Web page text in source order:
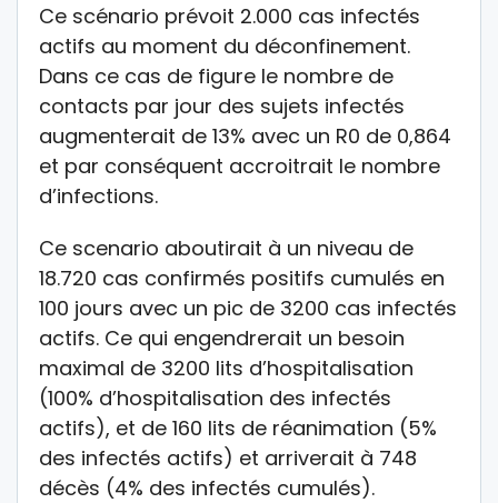
Ce scénario prévoit 2.000 cas infectés
actifs au moment du déconfinement.
Dans ce cas de figure le nombre de
contacts par jour des sujets infectés
augmenterait de 13% avec un R0 de 0,864
et par conséquent accroitrait le nombre
d’infections.
Ce scenario aboutirait à un niveau de
18.720 cas confirmés positifs cumulés en
100 jours avec un pic de 3200 cas infectés
actifs. Ce qui engendrerait un besoin
maximal de 3200 lits d’hospitalisation
(100% d’hospitalisation des infectés
actifs), et de 160 lits de réanimation (5%
des infectés actifs) et arriverait à 748
décès (4% des infectés cumulés).